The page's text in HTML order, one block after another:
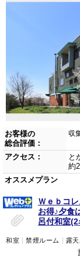
お客様の
総合評価：
収
アクセス：
と
約
オススメプラン
Ｗｅｂコ
お得♪夕食
呂付和室
和室 禁煙ルーム 露